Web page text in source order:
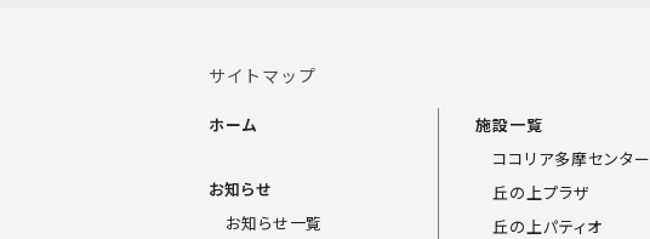
サイトマップ
ホーム
お知らせ
お知らせ一覧
施設一覧
ココリア多摩センター
丘の上プラザ
丘の上パティオ